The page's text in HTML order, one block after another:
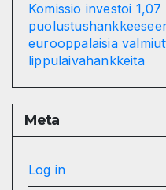
Komissio investoi
eurooppalaisia
lippulaivahankkeita
Meta
Log in